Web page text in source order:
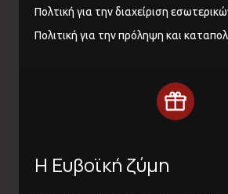
Πολτική για την διαχείριση
Πολιτική για την πρόληψη και
Η Ευβοϊκή ζύμη